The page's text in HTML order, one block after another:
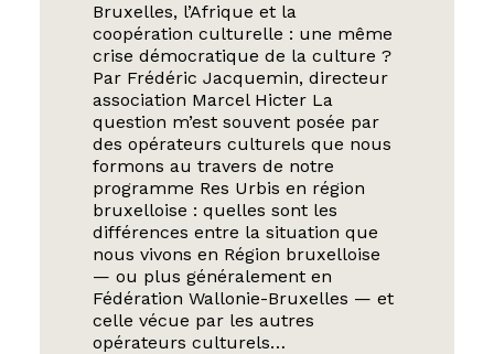
Bruxelles, l’Afrique et la
coopération culturelle : une même
crise démocratique de la culture ?
Par Frédéric Jacquemin, directeur
association Marcel Hicter La
question m’est souvent posée par
des opérateurs culturels que nous
formons au travers de notre
programme Res Urbis en région
bruxelloise : quelles sont les
différences entre la situation que
nous vivons en Région bruxelloise
— ou plus généralement en
Fédération Wallonie-Bruxelles — et
celle vécue par les autres
opérateurs culturels…